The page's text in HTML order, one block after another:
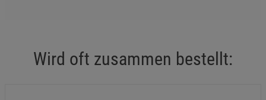
Wird oft zusammen bestellt: